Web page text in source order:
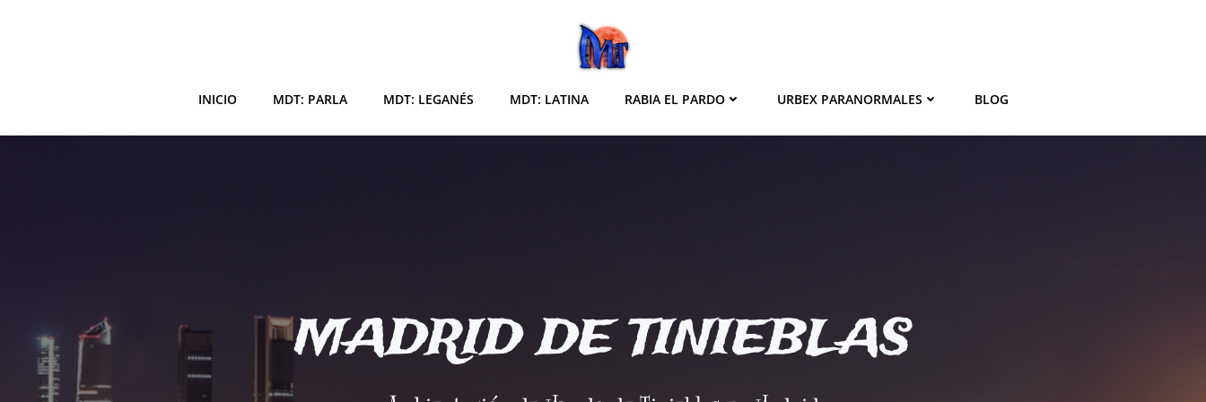
INICIO MDT: PARLA MDT: LEGANÉS MDT: LATINA RABIA EL PARDO URBEX PARANORMALES BLOG
MADRID DE TINIEBLAS